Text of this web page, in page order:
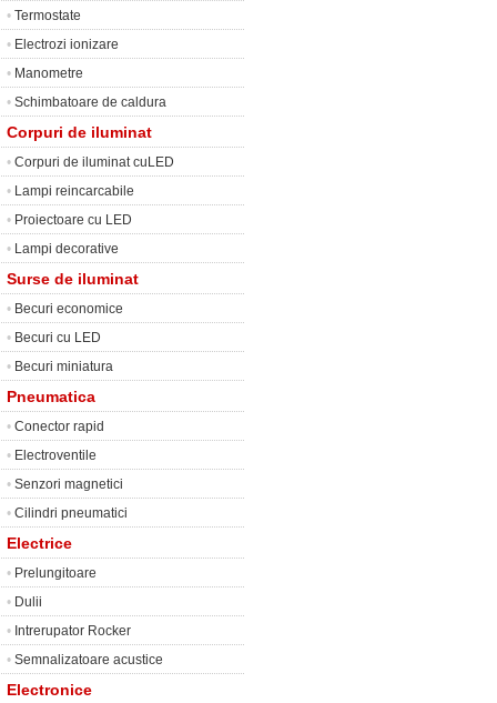
• Termostate
• Electrozi ionizare
• Manometre
• Schimbatoare de caldura
Corpuri de iluminat
• Corpuri de iluminat cuLED
• Lampi reincarcabile
• Proiectoare cu LED
• Lampi decorative
Surse de iluminat
• Becuri economice
• Becuri cu LED
• Becuri miniatura
Pneumatica
• Conector rapid
• Electroventile
• Senzori magnetici
• Cilindri pneumatici
Electrice
• Prelungitoare
• Dulii
• Intrerupator Rocker
• Semnalizatoare acustice
Electronice